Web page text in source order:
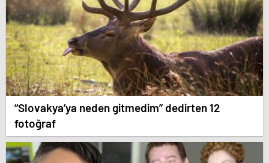
“Slovakya’ya neden gitmedim” dedirten 12
fotoğraf